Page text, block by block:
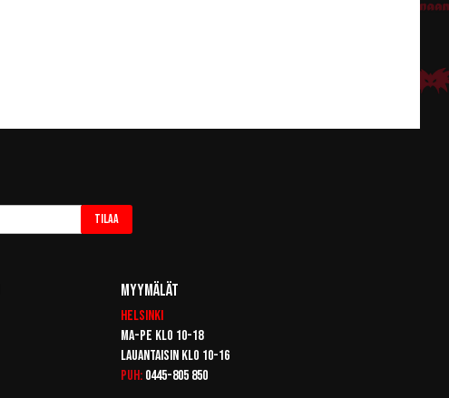
Tilaa
Myymälät
Helsinki
Ma-pe klo 10-18
Lauantaisin klo 10-16
Puh: 0445-805 850